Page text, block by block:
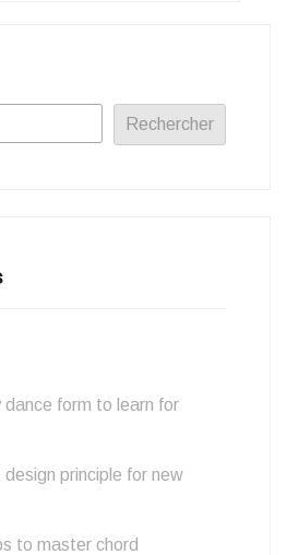
Rechercher
form to learn for
principle for new
to master chord